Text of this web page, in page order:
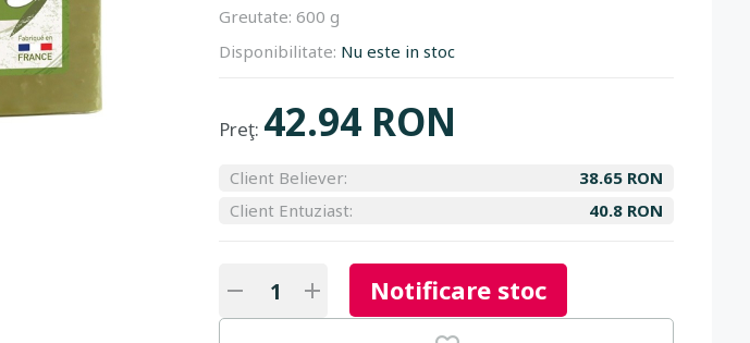
Greutate: 600 g
Disponibilitate: Nu este in stoc
Preţ: 42.94 RON
Client Believer:
38.65 RON
Client Entuziast:
40.8 RON
Notificare stoc